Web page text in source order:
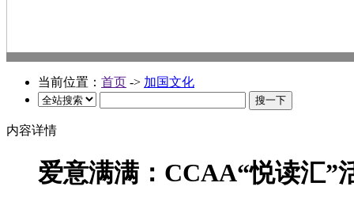
当前位置： 首页 -> 加国文化
内容详情
爱意满满：CCAA“悦读汇”